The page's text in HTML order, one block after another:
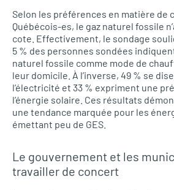
Selon les préférences en matière de
Québécois-es, le gaz naturel fossile
cote. Effectivement, le sondage
5 % des personnes sondées
naturel fossile comme mode de
leur domicile. À l’inverse, 49 % se
l’électricité et 33 % expriment une
l’énergie solaire. Ces résultats
une tendance marquée pour les
émettant peu de GES.
Le gouvernement et les
travailler de concert